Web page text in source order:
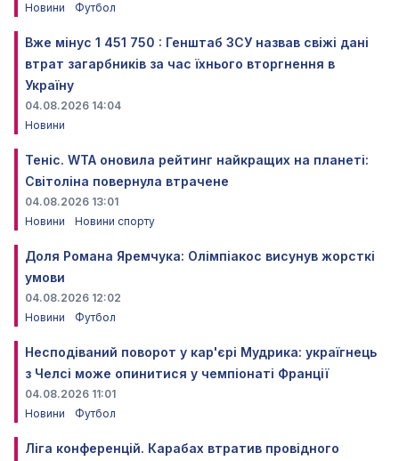
Новини
Футбол
Вже мінус 1 451 750 : Генштаб ЗСУ назвав свіжі дані
втрат загарбників за час їхнього вторгнення в
Україну
04.08.2026 14:04
Новини
Теніс. WTA оновила рейтинг найкращих на планеті:
Світоліна повернула втрачене
04.08.2026 13:01
Новини
Новини спорту
Доля Романа Яремчука: Олімпіакос висунув жорсткі
умови
04.08.2026 12:02
Новини
Футбол
Несподіваний поворот у кар'єрі Мудрика: україгнець
з Челсі може опинитися у чемпіонаті Франції
04.08.2026 11:01
Новини
Футбол
Ліга конференцій. Карабах втратив провідного